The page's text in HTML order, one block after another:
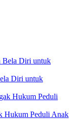
Diri untuk
Hukum Peduli Anak